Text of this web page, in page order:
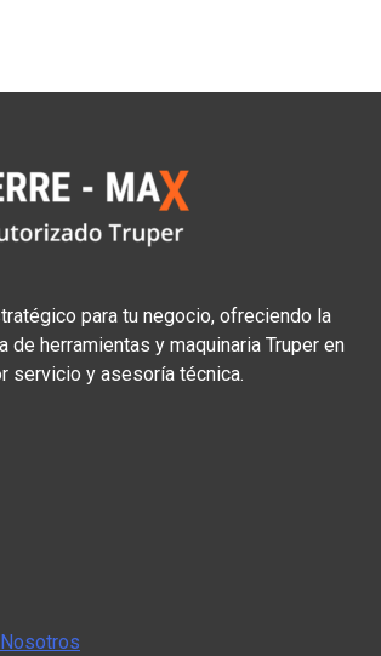
para tu negocio, ofreciendo la
de herramientas y maquinaria Truper en
servicio y asesoría técnica.